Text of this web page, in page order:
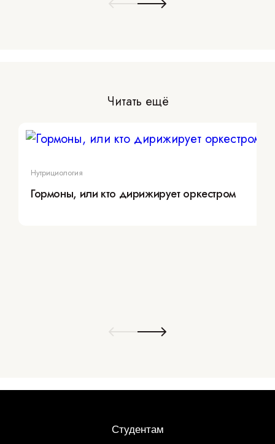
Читать ещё
Нутрициология
Гормоны, или кто дирижирует оркестром
Студентам